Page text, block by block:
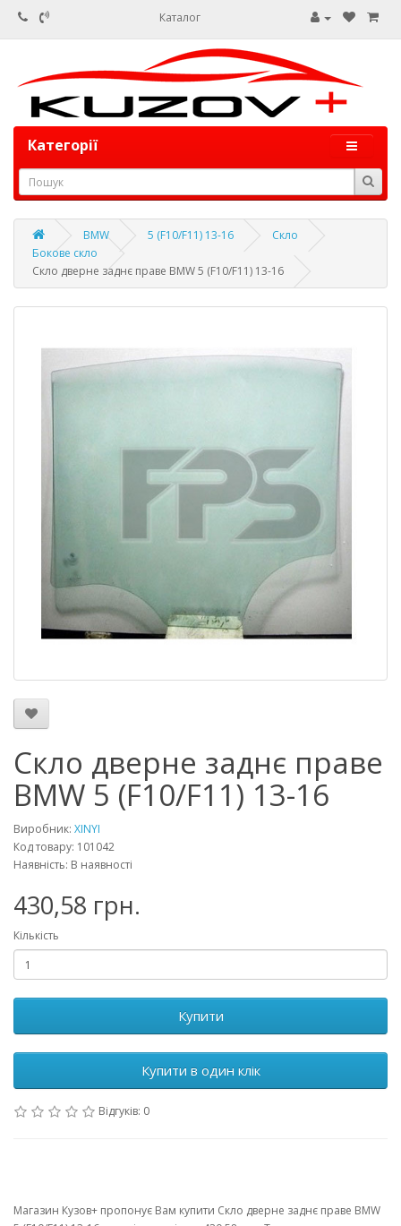
Каталог
Категорії
BMW 5 (F10/F11) 13-16
Скло
Бокове скло
Скло дверне заднє праве BMW 5 (F10/F11) 13-16
Скло дверне заднє праве
BMW 5 (F10/F11) 13-16
Виробник: XINYI
Код товару: 101042
Наявність: В наявності
430,58 грн.
Кількість
Купити
Купити в один клік
Відгуків: 0
Магазин Кузов+ пропонує Вам купити Скло дверне заднє праве BMW